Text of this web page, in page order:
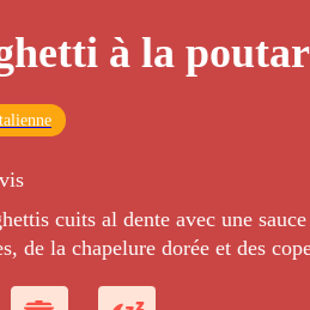
à la
cuits al dente avec une
de la chapelure dorée et des